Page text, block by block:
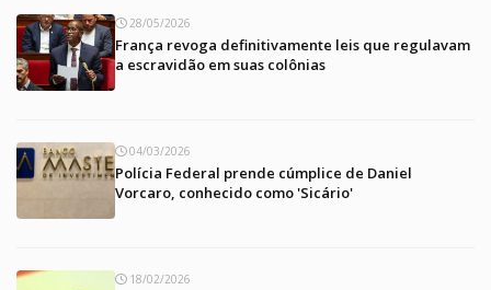
28/05/2026
França revoga definitivamente leis que regulavam
a escravidão em suas colônias
04/03/2026
Polícia Federal prende cúmplice de Daniel
Vorcaro, conhecido como 'Sicário'
18/02/2026